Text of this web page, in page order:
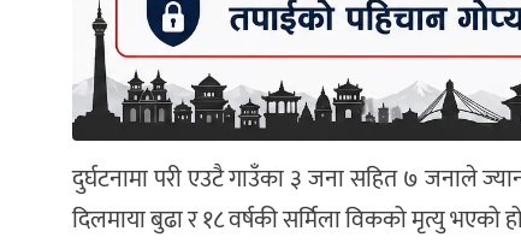
दुर्घटनामा परी एउटै गाउँका ३ जना सहित ७ जनाले
दिलमाया बुढा र १८ वर्षकी सर्मिला विकको मृत्यु भएको